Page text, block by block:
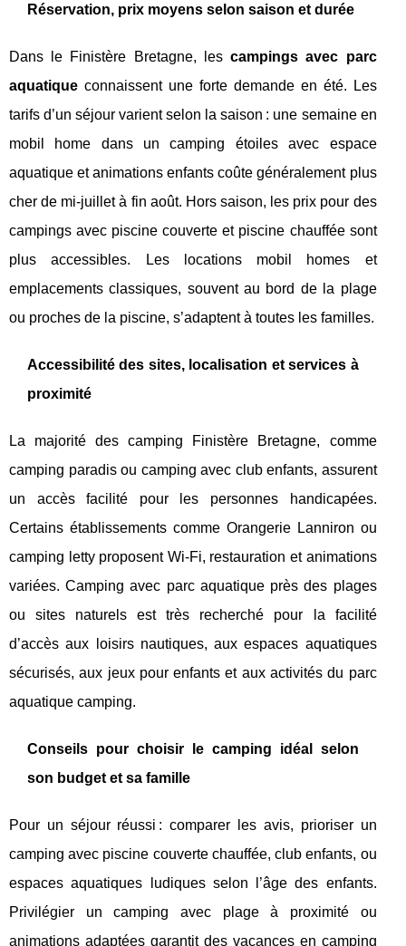
Réservation, prix moyens selon saison et durée
Dans le Finistère Bretagne, lescampings avec parc
aquatique connaissent une forte demande en été. Les
tarifs d’un séjour varient selon la saison : une semaine en
mobil home dans un camping étoiles avec espace
aquatique et animations enfants coûte généralement plus
cher de mi-juillet à fin août. Hors saison, les prix pour des
campings avec piscine couverte et piscine chauffée sont
plus accessibles. Les locations mobil homes et
emplacements classiques, souvent au bord de la plage
ou proches de la piscine, s’adaptent à toutes les familles.
Accessibilité des sites, localisation et services à
proximité
La majorité des camping Finistère Bretagne, comme
camping paradis ou camping avec club enfants, assurent
un accès facilité pour les personnes handicapées.
Certains établissements comme Orangerie Lanniron ou
camping letty proposent Wi-Fi, restauration et animations
variées. Camping avec parc aquatique près des plages
ou sites naturels est très recherché pour la facilité
d’accès aux loisirs nautiques, aux espaces aquatiques
sécurisés, aux jeux pour enfants et aux activités du parc
aquatique camping.
Conseils pour choisir le camping idéal selon
son budget et sa famille
Pour un séjour réussi : comparer les avis, prioriser un
camping avec piscine couverte chauffée, club enfants, ou
espaces aquatiques ludiques selon l’âge des enfants.
Privilégier un camping avec plage à proximité ou
animations adaptées garantit des vacances en camping